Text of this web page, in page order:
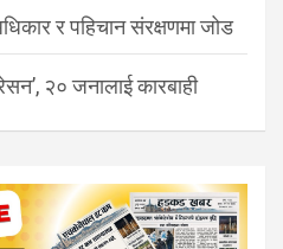
र पहिचान संरक्षणमा जोड
२० जनालाई कारबाही